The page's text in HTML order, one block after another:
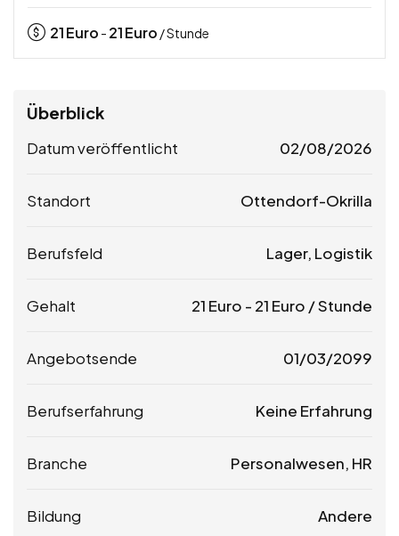
21Euro - 21Euro / Stunde
Überblick
Datum veröffentlicht 02/08/2026
Standort Ottendorf-Okrilla
Berufsfeld Lager, Logistik
Gehalt 21 Euro - 21 Euro / Stunde
Angebotsende 01/03/2099
Berufserfahrung Keine Erfahrung
Branche Personalwesen, HR
Bildung Andere